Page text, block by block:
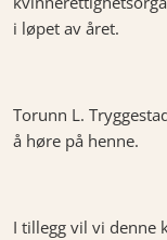
i løpet av året.
Torunn L.
å høre på henne.
I tillegg vil vi denne